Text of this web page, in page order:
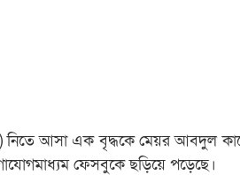
নিতে আসা এক বৃদ্ধকে মেয়র আবদুল
ফেসবুকে ছড়িয়ে পড়েছে।